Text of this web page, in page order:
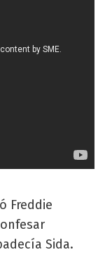
Freddie
Sida.